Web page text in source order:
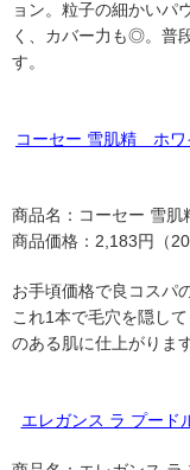
ョン。粒子の細かいパ
く、カバー力も◎。普
す。
コーセー 雪肌精 ホワ
商品名：コーセー 雪
商品価格：2,183円（
お手頃価格で良コスパ
これ1本で毛穴を隠し
のある肌に仕上がります
エレガンス ラ プー